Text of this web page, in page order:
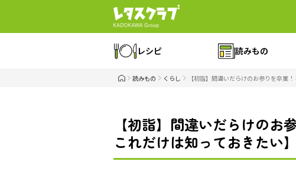
レシピ 読みもの
読みもの くらし 【初詣】間違いだらけのお参りを卒業
【初詣】間違いだらけのお
これだけは知っておきたい】